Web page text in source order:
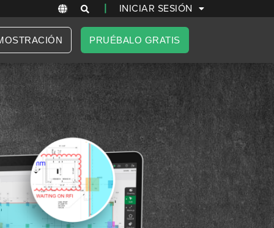
| INICIAR SESIÓN
PRUÉBALO GRATIS